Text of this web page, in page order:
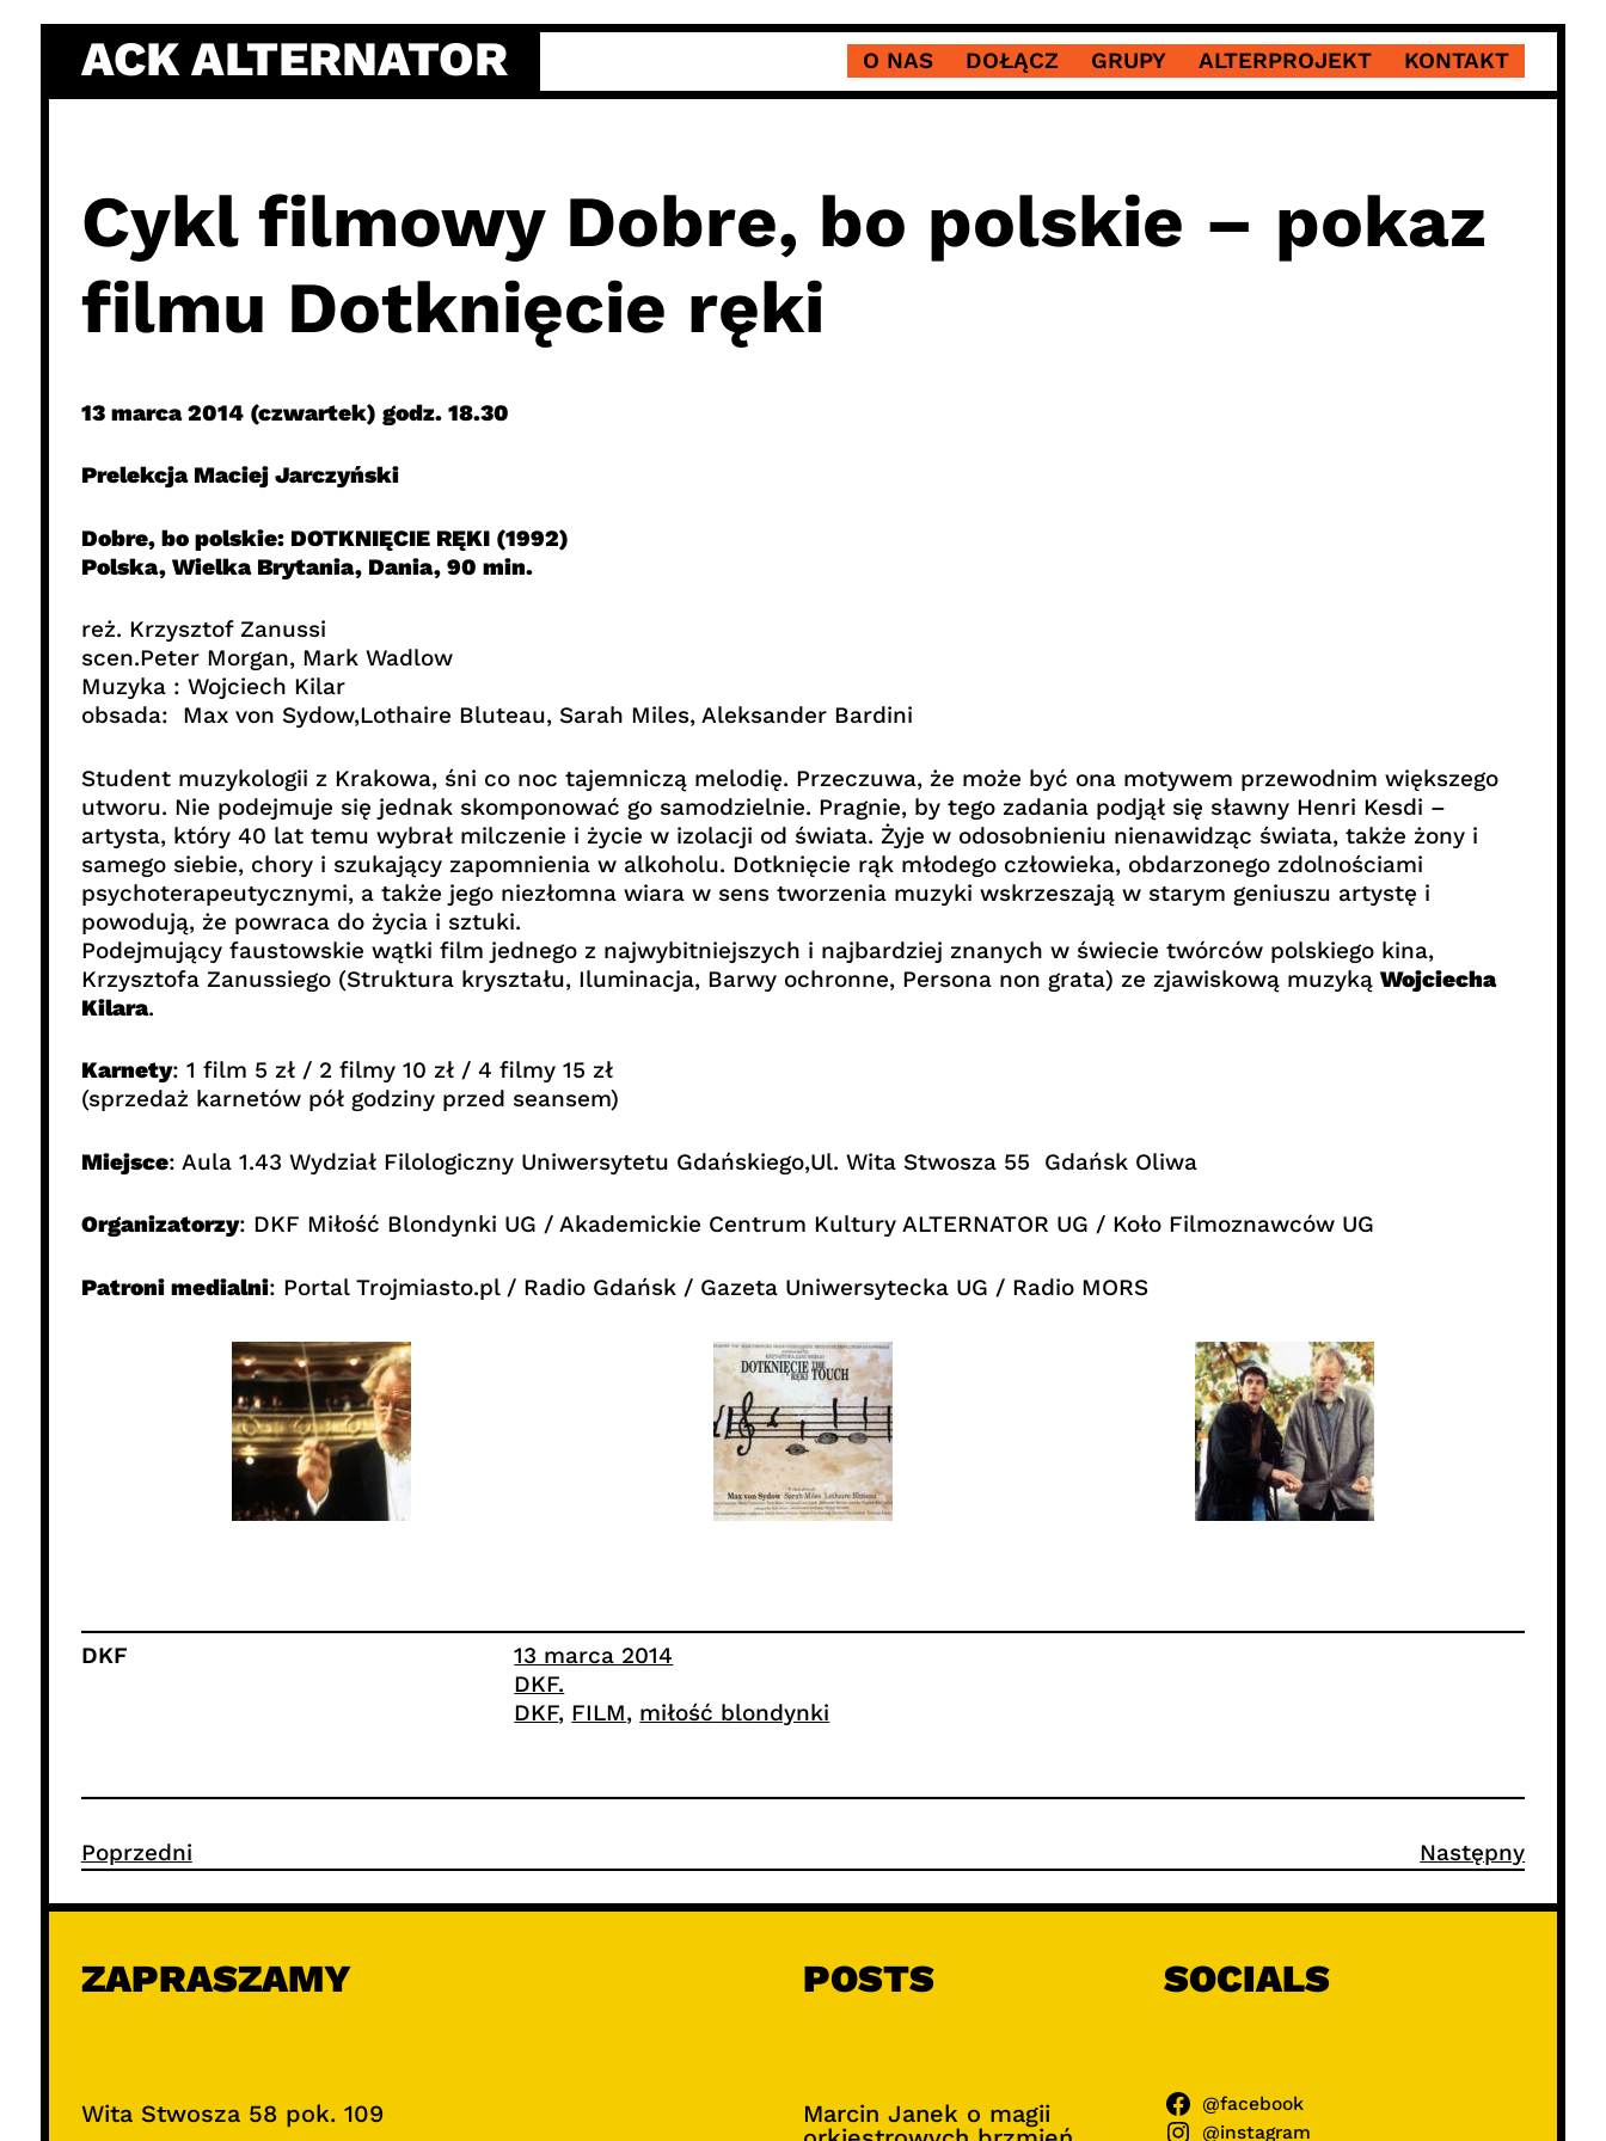
content
ACK ALTERNATOR O NAS DOŁĄCZ GRUPY ALTERPROJEKT KONTAKT
Cykl filmowy Dobre, bo polskie – pokaz
filmu Dotknięcie ręki
13 marca 2014 (czwartek) godz. 18.30
Prelekcja Maciej Jarczyński
Dobre, bo polskie: DOTKNIĘCIE RĘKI (1992)
Polska, Wielka Brytania, Dania, 90 min.
reż. Krzysztof Zanussi
scen.Peter Morgan, Mark Wadlow
Muzyka : Wojciech Kilar
obsada: Max von Sydow,Lothaire Bluteau, Sarah Miles, Aleksander Bardini
Student muzykologii z Krakowa, śni co noc tajemniczą melodię. Przeczuwa, że może być ona motywem przewodnim większego
utworu. Nie podejmuje się jednak skomponować go samodzielnie. Pragnie, by tego zadania podjął się sławny Henri Kesdi –
artysta, który 40 lat temu wybrał milczenie i życie w izolacji od świata. Żyje w odosobnieniu nienawidząc świata, także żony i
samego siebie, chory i szukający zapomnienia w alkoholu. Dotknięcie rąk młodego człowieka, obdarzonego zdolnościami
psychoterapeutycznymi, a także jego niezłomna wiara w sens tworzenia muzyki wskrzeszają w starym geniuszu artystę i
powodują, że powraca do życia i sztuki.
Podejmujący faustowskie wątki film jednego z najwybitniejszych i najbardziej znanych w świecie twórców polskiego kina,
Krzysztofa Zanussiego (Struktura kryształu, Iluminacja, Barwy ochronne, Persona non grata) ze zjawiskową muzyką Wojciecha
Kilara.
Karnety: 1 film 5 zł / 2 filmy 10 zł / 4 filmy 15 zł
(sprzedaż karnetów pół godziny przed seansem)
Miejsce: Aula 1.43 Wydział Filologiczny Uniwersytetu Gdańskiego,Ul. Wita Stwosza 55 Gdańsk Oliwa
Organizatorzy: DKF Miłość Blondynki UG / Akademickie Centrum Kultury ALTERNATOR UG / Koło Filmoznawców UG
Patroni medialni: Portal Trojmiasto.pl / Radio Gdańsk / Gazeta Uniwersytecka UG / Radio MORS
DKF
13 marca 2014
DKF.
DKF, FILM, miłość blondynki
Poprzedni Następny
ZAPRASZAMY
Wita Stwosza 58 pok. 109
POSTS
Marcin Janek o magii
SOCIALS
@facebook
@instagram